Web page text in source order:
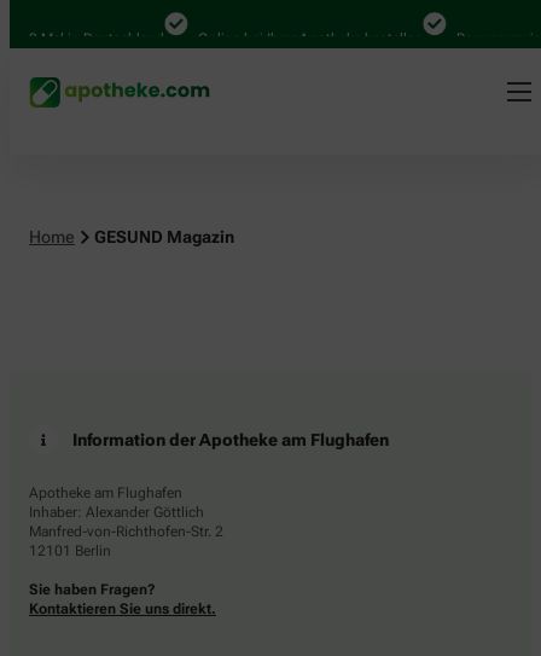
Mal in Deutschland Online bei Ihrer Apotheke bestellen Bequem
Home GESUND Magazin
Information der Apotheke am Flughafen
Apotheke am Flughafen
Inhaber: Alexander Göttlich
Manfred-von-Richthofen-Str. 2
12101 Berlin
Sie haben Fragen?
Kontaktieren Sie uns direkt.